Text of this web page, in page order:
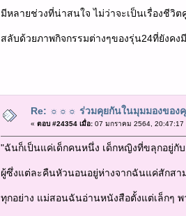
มีหลายช่วงที่น่าสนใจ ไม่ว่าจะเป็นเรื่องชีวิ
สลับด้วยภาพกิจกรรมต่างๆของรุ่น24ที่ยังคง
Re: ☼☼☼ ร่วมคุยกันในมุมมองของ
« ตอบ #24354 เมื่อ:07 มกราคม 2564, 20:47:17
"ฉันก็เป็นแค่เด็กคนหนึ่ง เด็กหญิงที่ขลุกอยู่
ผู้ซึ่งแต่ละคืนหัวนอนอยู่ห่างจากฉันแค่สักส
ทุกอย่าง แม่สอนฉันอ่านหนังสือตั้งแต่เล็กๆ